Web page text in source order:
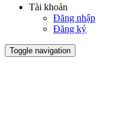
Tài khoản
Đăng nhập
Đăng ký
Toggle navigation